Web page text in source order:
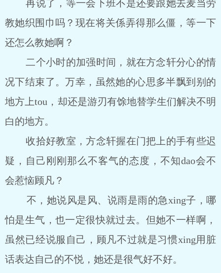
再说了，等一会下班不是还要跟她去麦当劳
教她织围巾吗？现在将关係弄得那么僵，等一下
还怎么教她啊？
二个小时的加强时间，就在方念轩分心的情
况下结束了。万幸，虽然她的心思多半飘到别的
地方上tou，却还是游刃有馀地替学生们解决不明
白的地方。
收拾好教室，方念轩握在门把上的手有些迟
疑，自己刚刚那么不客气的态度，不知dao会不
会惹恼顾凡？
不，她说风是风、说雨是雨的急xing子，哪
怕是生气，也一定很快就过去。但她不一样啊，
虽然已经说服自己，顾凡不过就是习惯xing用脏
话表达自己的不悦，她还是很气好不好。